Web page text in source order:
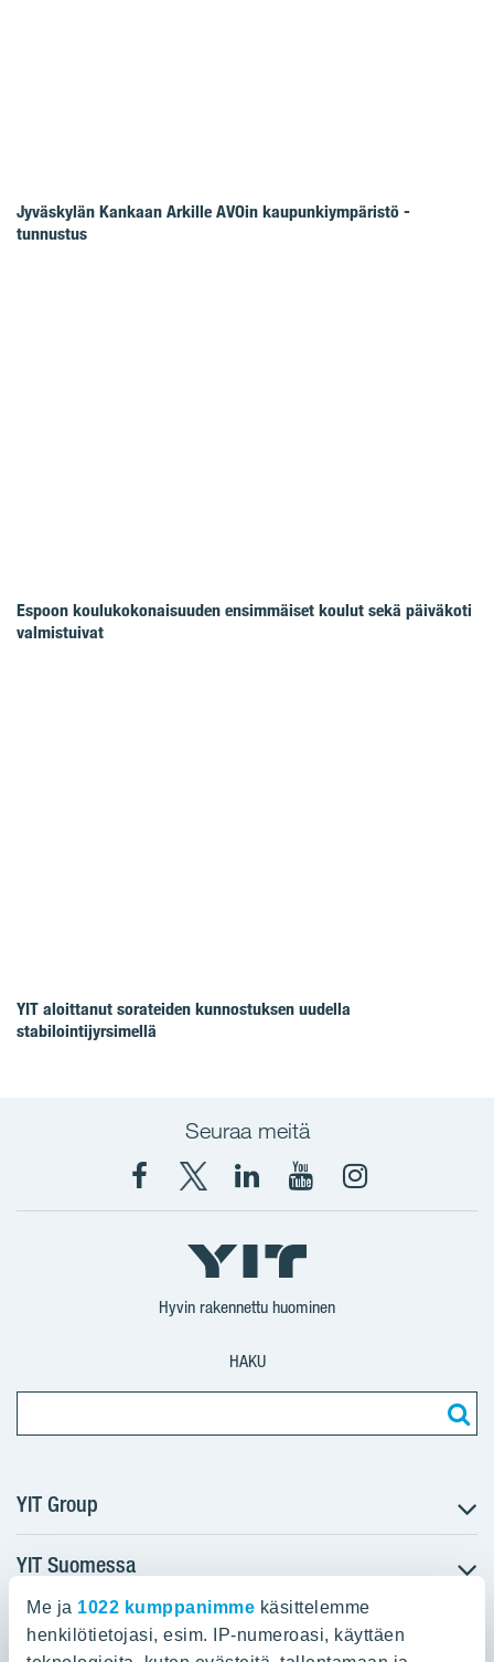
Me ja 1022 kumppanimme käsittelemme
henkilötietojasi, esim. IP-numeroasi, käyttäen
Jyväskylän Kankaan Arkille AVOin kaupunkiympäristö -
tunnustus
Espoon koulukokonaisuuden ensimmäiset koulut sekä päiväkoti
valmistuivat
YIT aloittanut sorateiden kunnostuksen uudella
stabilointijyrsimellä
Seuraa meitä
Facebook
X
YIT
Suomi
YIT
Corporation
YIT
Corporation
Instagram
Hyvin rakennettu huominen
HAKU
YIT Group
Tietoa YIT:stä
Töihin meille
Sijoittajat
YIT Suomessa
Myytävät asunnot
YIT:n pääkonttori